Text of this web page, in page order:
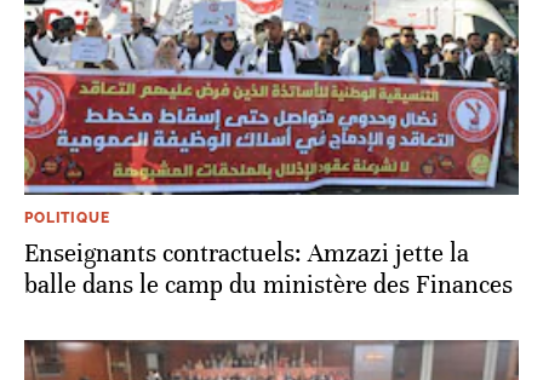
POLITIQUE
Enseignants contractuels: Amzazi jette la
balle dans le camp du ministère des Finances